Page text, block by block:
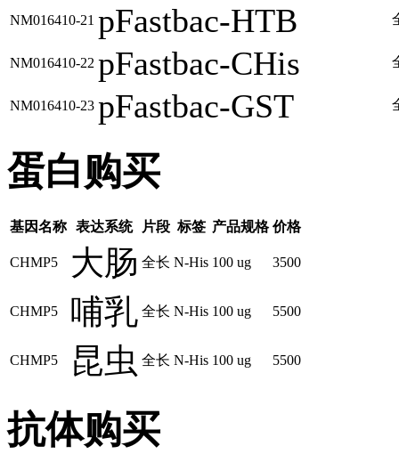
NM016410-21 pFastbac-HTB
NM016410-22 pFastbac-CHis
NM016410-23 pFastbac-GST
蛋白购买
基因名称 表达系统 片段 标签 产品规格 价格
CHMP5 大肠 全长 N-His 100 ug 3500
CHMP5 哺乳 全长 N-His 100 ug 5500
CHMP5 昆虫 全长 N-His 100 ug 5500
抗体购买